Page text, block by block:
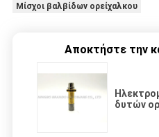
Μίσχοι βαλβίδων ορείχαλκου
Αποκτήστε την
δυτών